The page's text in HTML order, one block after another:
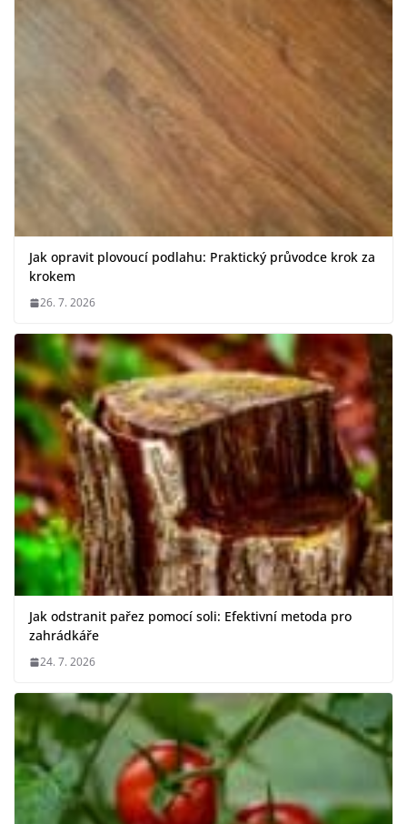
Jak opravit plovoucí podlahu: Praktický průvodce krok za
krokem
26. 7. 2026
Jak odstranit pařez pomocí soli: Efektivní metoda pro
zahrádkáře
24. 7. 2026